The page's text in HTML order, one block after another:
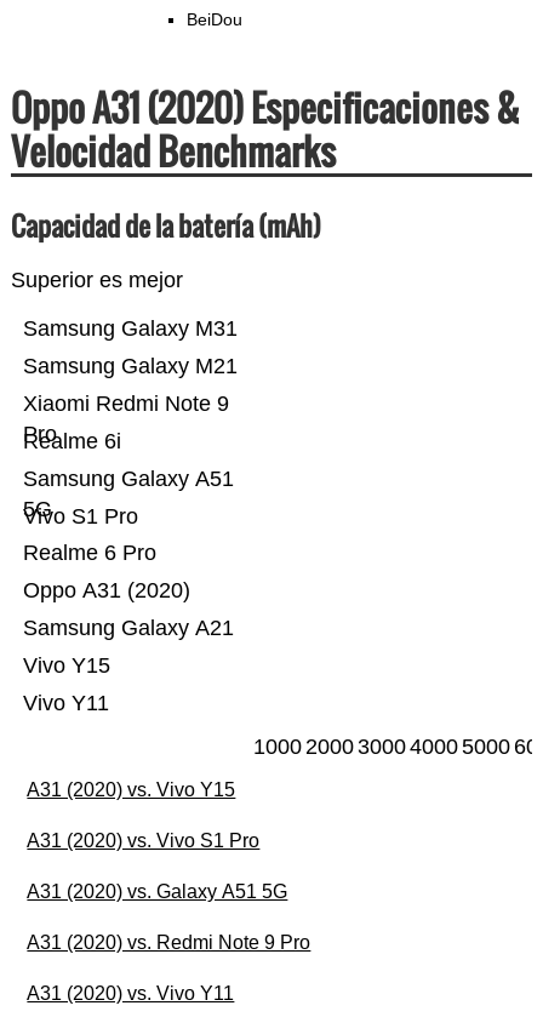
BeiDou
Oppo A31 (2020) Especificaciones &
Velocidad Benchmarks
Capacidad de la batería (mAh)
Superior es mejor
Vivo Y11
Vivo Y15
Samsung Galaxy A21
Oppo A31 (2020)
Realme 6 Pro
Vivo S1 Pro
Samsung Galaxy A51
5G
Realme 6i
Xiaomi Redmi Note 9
Pro
Samsung Galaxy M21
Samsung Galaxy M31
10002000300040005000
A31 (2020) vs. Vivo Y15
A31 (2020) vs. Vivo S1 Pro
A31 (2020) vs. Galaxy A51 5G
A31 (2020) vs. Redmi Note 9 Pro
A31 (2020) vs. Vivo Y11